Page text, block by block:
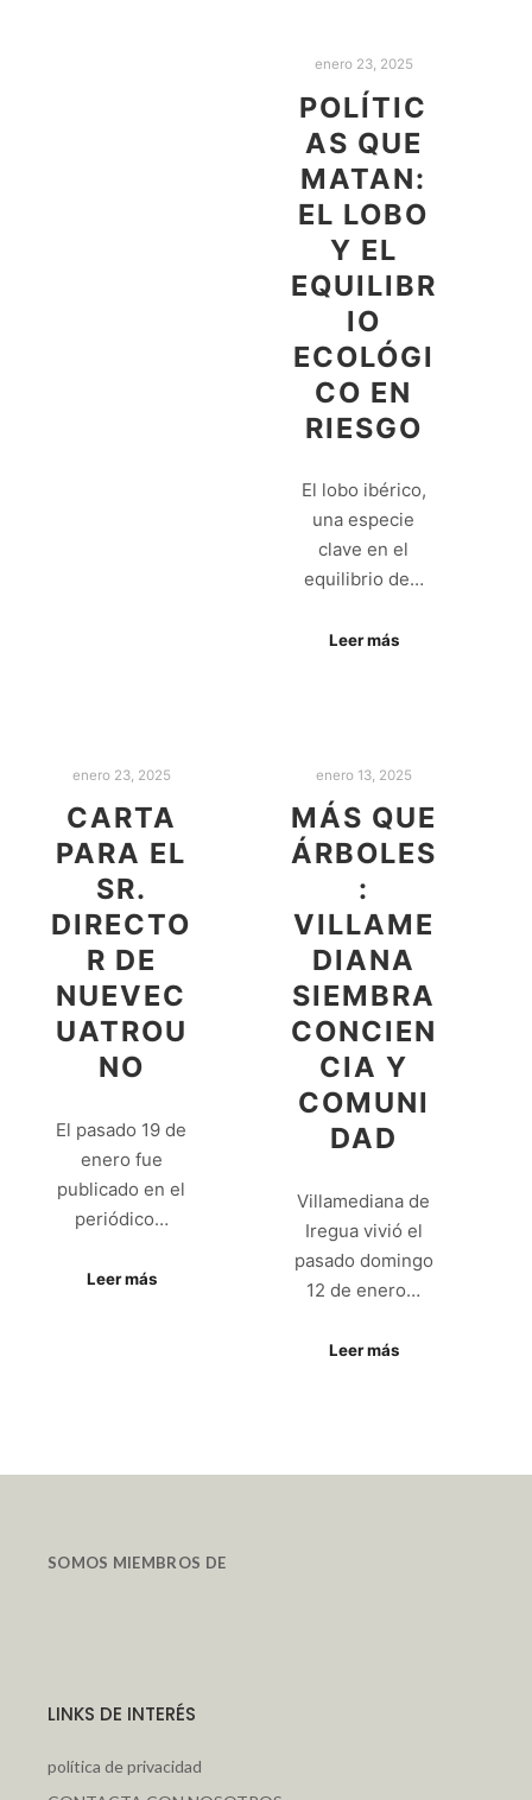
enero 23, 2025
POLÍTIC
AS QUE
MATAN:
EL LOBO
Y EL
EQUILIBR
IO
ECOLÓGI
CO EN
RIESGO
El lobo ibérico,
una especie
clave en el
equilibrio de…
Leer más
enero 23, 2025
CARTA
PARA EL
SR.
DIRECTO
R DE
NUEVEC
UATROU
NO
El pasado 19 de
enero fue
publicado en el
periódico…
Leer más
enero 13, 2025
MÁS QUE
ÁRBOLES
:
VILLAME
DIANA
SIEMBRA
CONCIEN
CIA Y
COMUNI
DAD
Villamediana de
Iregua vivió el
pasado domingo
12 de enero…
Leer más
SOMOS MIEMBROS DE
LINKS DE INTERÉS
política de privacidad